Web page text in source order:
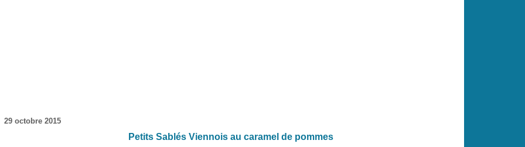
29 octobre 2015
Petits Sablés Viennois au caramel de pommes